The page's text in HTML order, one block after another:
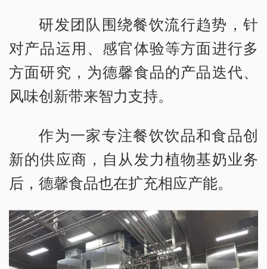
研发团队围绕餐饮流行趋势，针
对产品运用、感官体验等方面进行多
方面研究，为德馨食品的产品迭代、
风味创新带来智力支持。
作为一家专注餐饮饮品和食品创
新的供应商，自从发力植物基奶业务
后，德馨食品也在扩充相应产能。